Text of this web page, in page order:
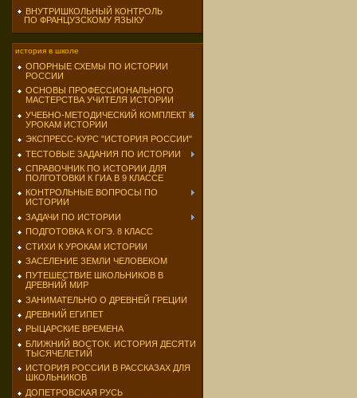
ВНУТРИШКОЛЬНЫЙ КОНТРОЛЬ
ПО ФРАНЦУЗСКОМУ ЯЗЫКУ
история в школе
ОПОРНЫЕ СХЕМЫ ПО ИСТОРИИ
РОССИИ
ОСНОВЫ ПРОФЕССИОНАЛЬНОГО
МАСТЕРСТВА УЧИТЕЛЯ ИСТОРИИ
УЧЕБНО-МЕТОДИЧЕСКИЙ КОМПЛЕКТ К
УРОКАМ ИСТОРИИ
ЭКСПРЕСС-КУРС "ИСТОРИЯ РОССИИ"
ТЕСТОВЫЕ ЗАДАНИЯ ПО ИСТОРИИ
СПРАВОЧНИК ПО ИСТОРИИ ДЛЯ
ПОЛГОТОВКИ К ГИА В 9 КЛАССЕ
КОНТРОЛЬНЫЕ ВОПРОСЫ ПО
ИСТОРИИ
ЗАДАЧИ ПО ИСТОРИИ
ПОДГОТОВКА К ОГЭ. 8 КЛАСС
СТИХИ К УРОКАМ ИСТОРИИ
ЗАСЕЛЕНИЕ ЗЕМЛИ ЧЕЛОВЕКОМ
ПУТЕШЕСТВИЕ ШКОЛЬНИКОВ В
ДРЕВНИЙ МИР
ЗАНИМАТЕЛЬНО О ДРЕВНЕЙ ГРЕЦИИ
ДРЕВНИЙ ЕГИПЕТ
РЫЦАРСКИЕ ВРЕМЕНА
БЛИЖНИЙ ВОСТОК. ИСТОРИЯ ДЕСЯТИ
ТЫСЯЧЕЛЕТИЙ
ИСТОРИЯ РОССИИ В РАССКАЗАХ ДЛЯ
ШКОЛЬНИКОВ
ДОПЕТРОВСКАЯ РУСЬ